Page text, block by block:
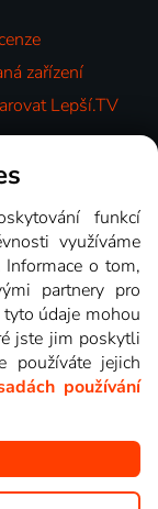
zařízení
Lepší.TV
zobrazovány
v Lepší.TV.
funkcí
využíváme
Informace o tom,
partnery pro
údaje mohou
jste jim poskytli
používáte jejich
používání